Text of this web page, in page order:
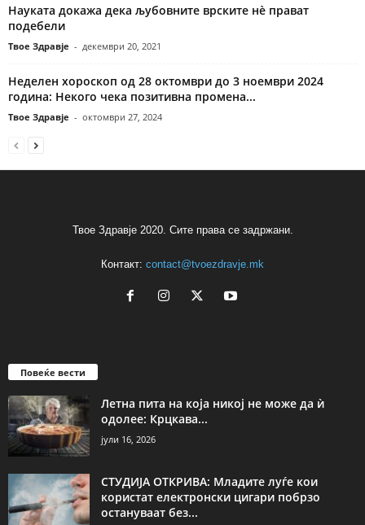
Науката докажа дека љубовните врските нè прават
подебели
Твое Здравје - декември 20, 2021
Неделен хороскоп од 28 октомври до 3 ноември 2024
година: Некого чека позитивна промена...
Твое Здравје - октомври 27, 2024
Твое Здравје 2020. Сите права се задржани.
Контакт: contact@tvoezdravje.mk
Повеќе вести
Летна пита на која никој не може да ѝ
одолее: Крцкава...
јули 16, 2026
СТУДИЈА ОТКРИВА: Младите луѓе кои
користат електронски цигари побрзо
остануваат без...